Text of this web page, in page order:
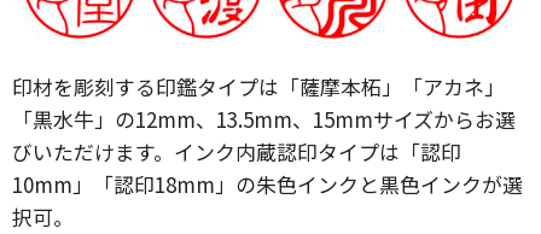
印材を彫刻する印鑑タイプは「薩摩本柘」「アカネ」
「黒水牛」の12mm、13.5mm、15mmサイズからお選
びいただけます。インク内蔵認印タイプは「認印
10mm」「認印18mm」の朱色インクと黒色インクが選
択可。